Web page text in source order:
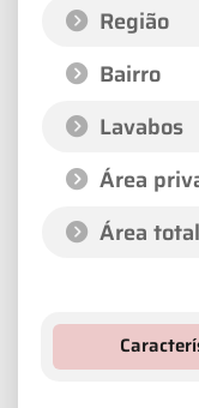
Região
Bairro
Lavabos
Área
Área total